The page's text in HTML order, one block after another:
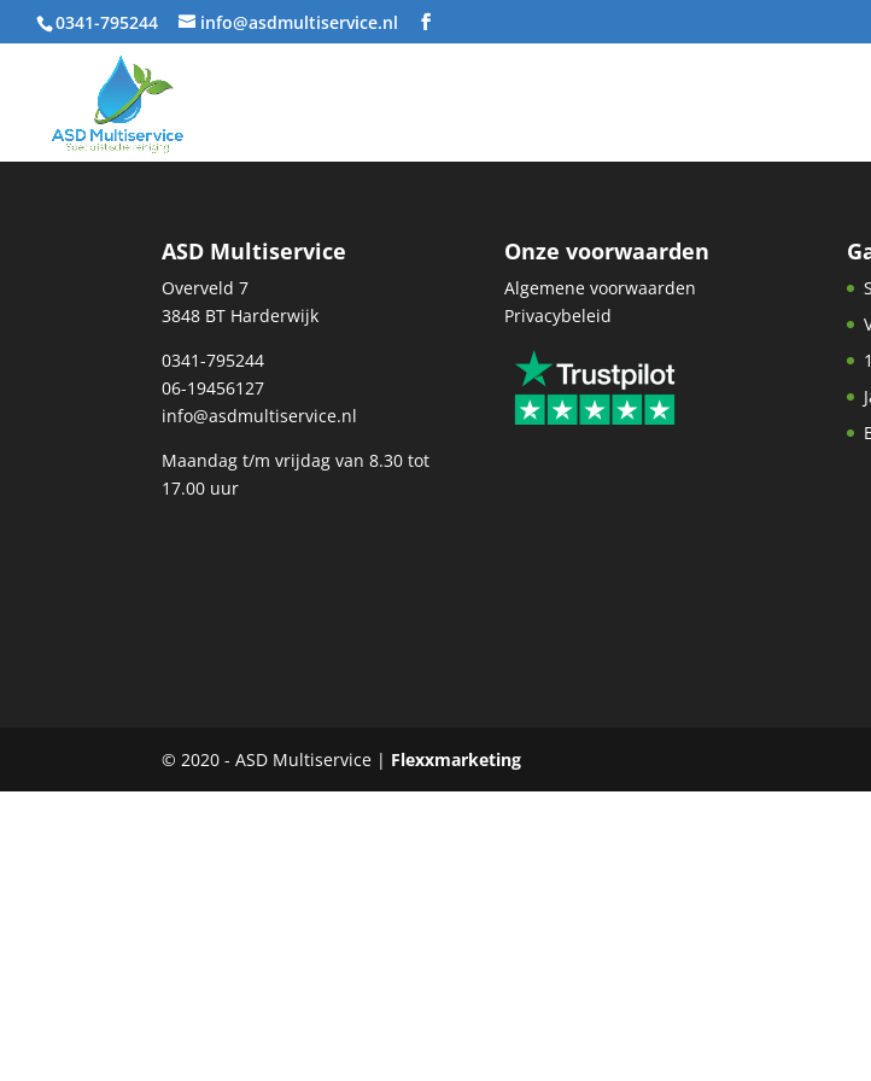
0341-795244 info@asdmultiservice.nl
ASD Multiservice
Overveld 7
3848 BT Harderwijk
0341-795244
06-19456127
info@asdmultiservice.nl
Maandag t/m vrijdag van 8.30 tot
17.00 uur
Onze voorwaarden
Algemene voorwaarden
Privacybeleid
© 2020 - ASD Multiservice | Flexxmarketing